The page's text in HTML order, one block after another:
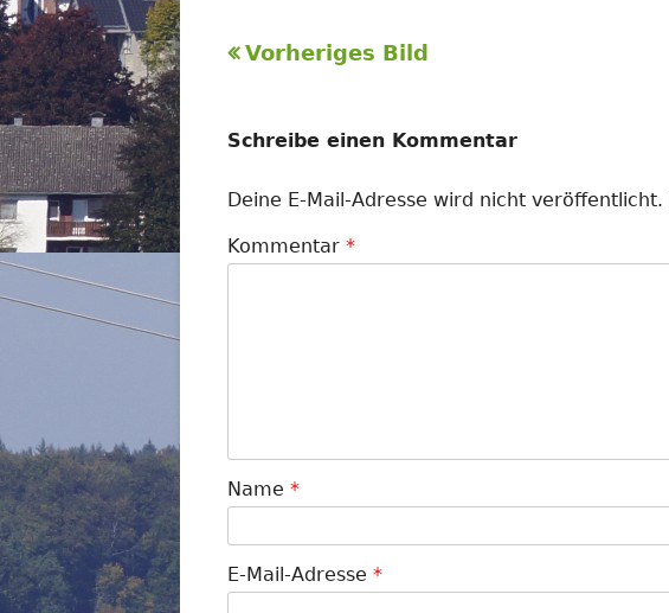
Vorheriges Bild
Schreibe einen Kommentar
Deine E-Mail-Adresse wird nicht veröffentlicht.
Kommentar *
Name *
E-Mail-Adresse *